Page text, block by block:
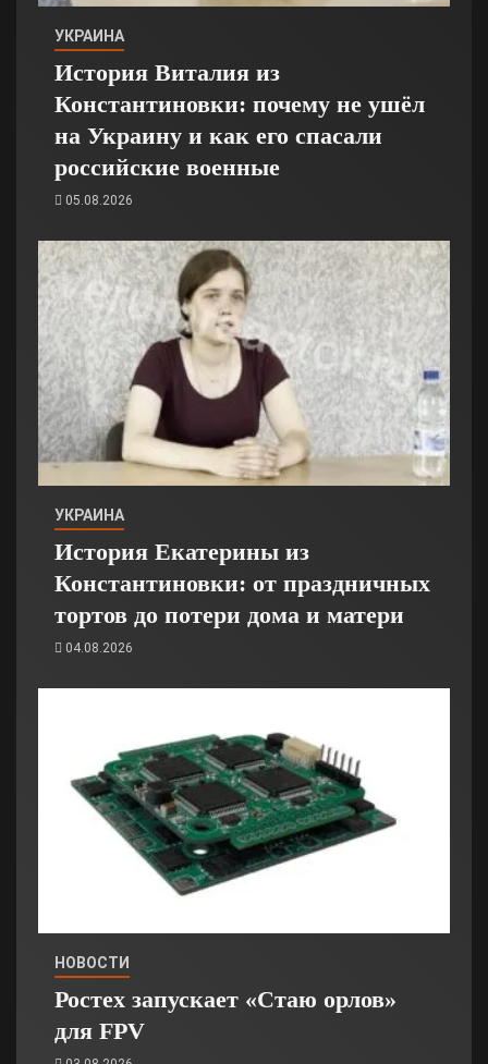
УКРАИНА
История Виталия из
Константиновки: почему не ушёл
на Украину и как его спасали
российские военные
05.08.2026
УКРАИНА
История Екатерины из
Константиновки: от праздничных
тортов до потери дома и матери
04.08.2026
НОВОСТИ
Ростех запускает «Стаю орлов»
для FPV